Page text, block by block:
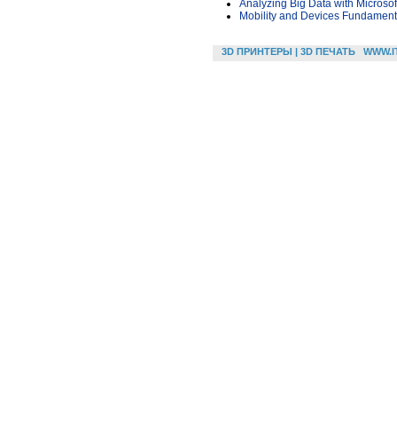
Analyzing Big Data with
Mobility and Devices
3D ПРИНТЕРЫ | 3D ПЕЧАТЬ